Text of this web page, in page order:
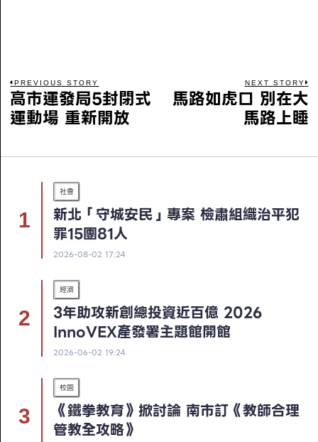
PREVIOUS STORY
高市運發局5封閉式
運動場 重新開放
NEXT STORY
馬路如虎口 別在大
馬路上睡
社會
新北「守城安民」專案 檢肅組織治平犯
罪15團81人
2026-08-02 17:24
經濟
3年助攻新創總投資近百億 2026
InnoVEX產發署主題館開館
2026-06-02 19:24
校園
《鐵拳教育》掀討論 南市訂《教師合理
管教全攻略》